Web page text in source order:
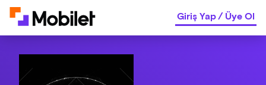
Giriş Yap/Üye Ol